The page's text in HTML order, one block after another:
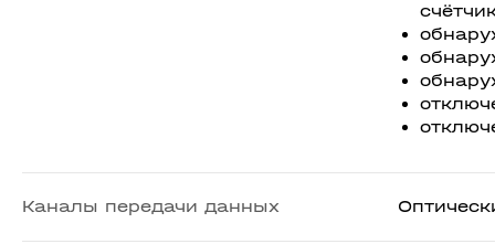
Каналы передачи данных